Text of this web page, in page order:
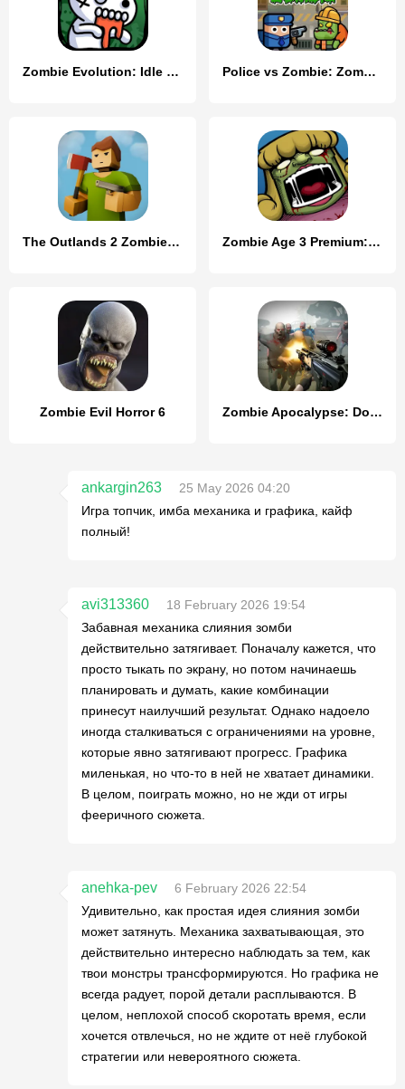
Zombie Evolution: Idle Game Police vs Zombie: Zombie City
The Outlands 2 Zombie Survival Zombie Age 3 Premium: Survival
Zombie Evil Horror 6 Zombie Apocalypse: Doomsday-Z
ankargin263
25 May 2026 04:20
Игра топчик, имба механика и графика, кайф
полный!
avi313360
18 February 2026 19:54
Забавная механика слияния зомби
действительно затягивает. Поначалу кажется, что
просто тыкать по экрану, но потом начинаешь
планировать и думать, какие комбинации
принесут наилучший результат. Однако надоело
иногда сталкиваться с ограничениями на уровне,
которые явно затягивают прогресс. Графика
миленькая, но что-то в ней не хватает динамики.
В целом, поиграть можно, но не жди от игры
фееричного сюжета.
anehka-pev
6 February 2026 22:54
Удивительно, как простая идея слияния зомби
может затянуть. Механика захватывающая, это
действительно интересно наблюдать за тем, как
твои монстры трансформируются. Но графика не
всегда радует, порой детали расплываются. В
целом, неплохой способ скоротать время, если
хочется отвлечься, но не ждите от неё глубокой
стратегии или невероятного сюжета.